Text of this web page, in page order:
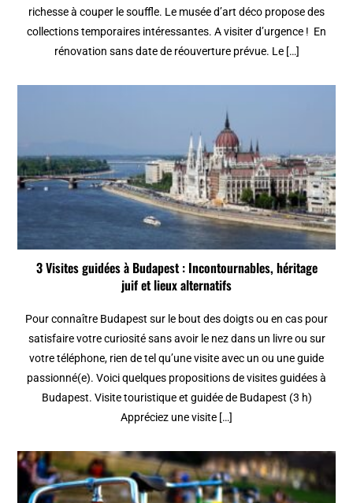
richesse à couper le souffle. Le musée d’art déco propose des
collections temporaires intéressantes. A visiter d’urgence ! En
rénovation sans date de réouverture prévue. Le […]
3 Visites guidées à Budapest : Incontournables, héritage
juif et lieux alternatifs
Pour connaître Budapest sur le bout des doigts ou en cas pour
satisfaire votre curiosité sans avoir le nez dans un livre ou sur
votre téléphone, rien de tel qu’une visite avec un ou une guide
passionné(e). Voici quelques propositions de visites guidées à
Budapest. Visite touristique et guidée de Budapest (3 h)
Appréciez une visite […]